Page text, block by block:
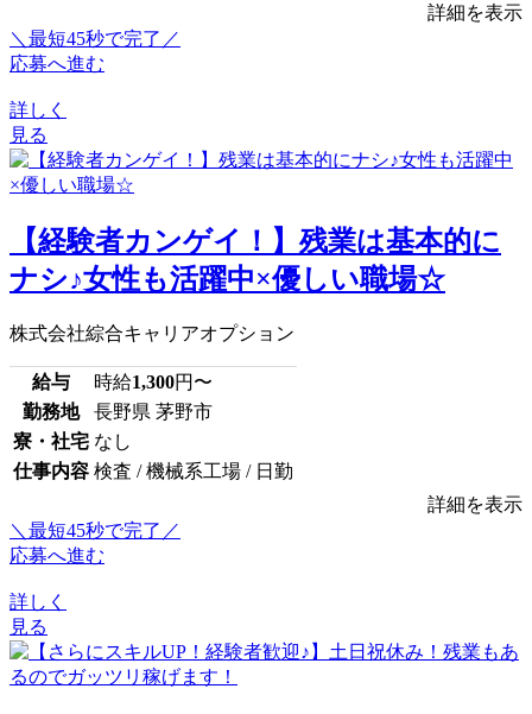
詳細を表示
＼最短45秒で完了／
応募へ進む
詳しく
見る
【経験者カンゲイ！】残業は基本的に
ナシ♪女性も活躍中×優しい職場☆
株式会社綜合キャリアオプション
給与 時給1,300円〜
勤務地
長野県 茅野市
寮・社宅 なし
仕事内容 検査 / 機械系工場 / 日勤
詳細を表示
＼最短45秒で完了／
応募へ進む
詳しく
見る